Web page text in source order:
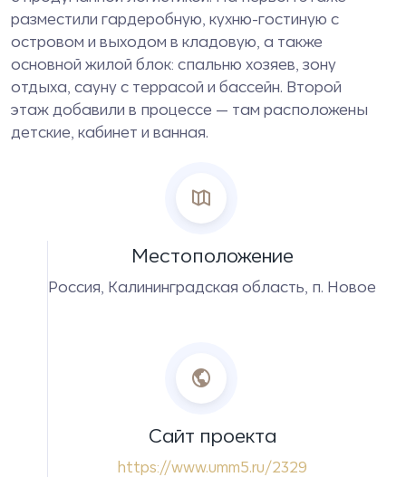
разместили гардеробную, кухню-гостиную с
островом и выходом в кладовую, а также
основной жилой блок: спальню хозяев, зону
отдыха, сауну с террасой и бассейн. Второй
этаж добавили в процессе — там расположены
детские, кабинет и ванная.
Местоположение
Россия, Калининградская область, п. Новое
Сайт проекта
https://www.umm5.ru/2329